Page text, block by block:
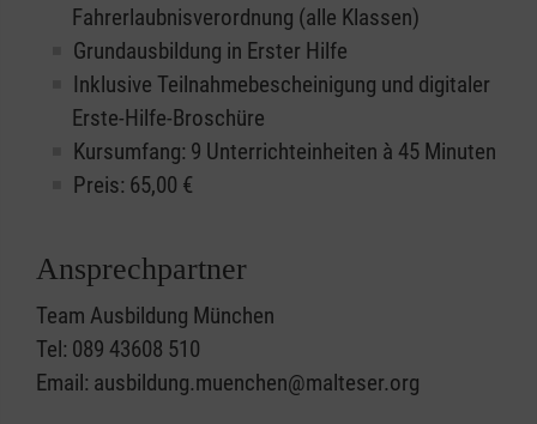
Fahrerlaubnisverordnung (alle Klassen)
Grundausbildung in Erster Hilfe
Inklusive Teilnahmebescheinigung und digitaler
Erste-Hilfe-Broschüre
Kursumfang: 9 Unterrichteinheiten à 45 Minuten
Preis: 65,00 €
Ansprechpartner
Team Ausbildung München
Tel: 089 43608 510
Email: ausbildung.muenchen@malteser.org